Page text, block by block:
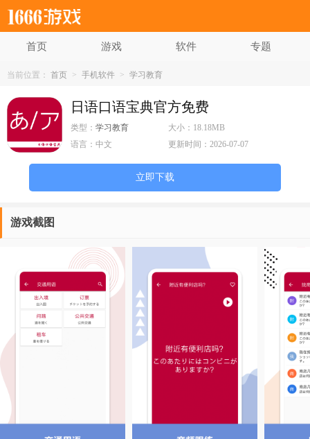
首页 游戏 软件 专题
当前位置： 首页 > 手机软件 > 学习教育
日语口语宝典官方免费
类型： 学习教育 大小： 18.18MB
语言： 中文 更新时间：2026-07-07
立即下载
游戏截图